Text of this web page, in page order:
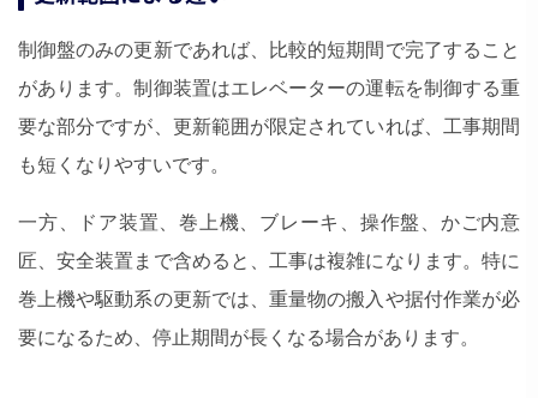
制御盤のみの更新であれば、比較的短期間で完了すること
があります。制御装置はエレベーターの運転を制御する重
要な部分ですが、更新範囲が限定されていれば、工事期間
も短くなりやすいです。
一方、ドア装置、巻上機、ブレーキ、操作盤、かご内意
匠、安全装置まで含めると、工事は複雑になります。特に
巻上機や駆動系の更新では、重量物の搬入や据付作業が必
要になるため、停止期間が長くなる場合があります。